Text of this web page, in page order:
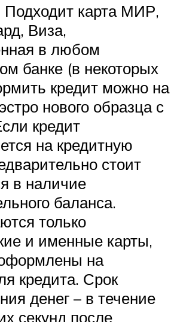
Подходит карта МИР,
Виза,
в любом
банке (в некоторых
кредит можно на
нового образца с
кредит
на кредитную
стоит
в наличие
баланса.
только
и именные карты,
на
кредита. Срок
денег – в течение
секунд после